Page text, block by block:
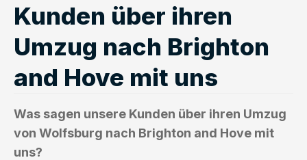
Kunden über ihren
Umzug nach Brighton
and Hove mit uns
Was sagen unsere Kunden über ihren Umzug
von Wolfsburg nach Brighton and Hove mit
uns?